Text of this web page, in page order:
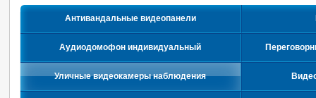
Антивандальные видеопанели
Аудиодомофон индивидуальный
Уличные видеокамеры наблюдения